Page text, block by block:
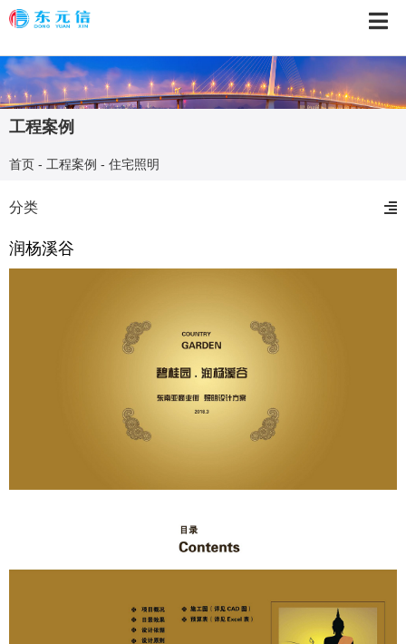
工程案例
首页 - 工程案例 - 住宅照明
分类
润杨溪谷